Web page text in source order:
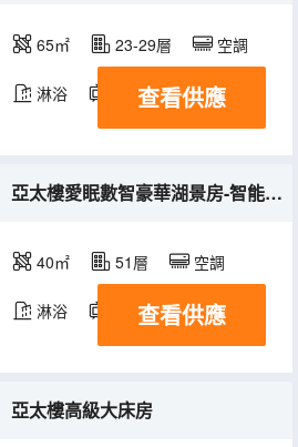
65㎡ 23-29層 空調
淋浴 電視機 冰箱
查看供應
亞太樓愛眠數智豪華湖景房-智能床墊+深睡舒眠
40㎡ 51層 空調
淋浴 電視機 冰箱
查看供應
亞太樓高級大床房